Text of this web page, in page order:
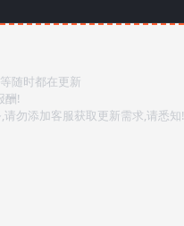
随时都在更新
酬!
勿添加客服获取更新需求,请悉知!